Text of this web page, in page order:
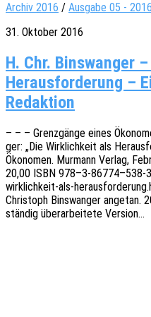
Archiv 2016 / Ausgabe 05 - 2016
31. Oktober 2016
H. Chr. Bins­wan­ger
Her­aus­for­de­rung –
Redaktion
– – – Grenz­gän­ge eines
ger: „Die Wirk­lich­keit als
Ökono­men. Murmann Verlag,
20,00 ISBN
wirklichkeit-als-
Chris­toph Bins­wan­ger ange­tan.
stän­dig über­ar­bei­te­te Version…